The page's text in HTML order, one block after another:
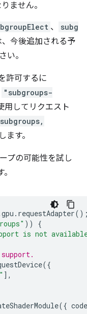
ません。
、
subg
今後追加される予
い。
許可するに
"subgroups-
用してリクエスト
ます。
プの可能性を試し
gpu . requestAdapter
))
{
is not
({
],
({ code